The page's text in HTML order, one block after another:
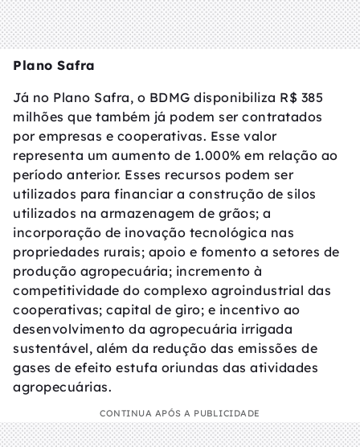
Plano Safra
Já no Plano Safra, o BDMG disponibiliza R$ 385
milhões que também já podem ser contratados
por empresas e cooperativas. Esse valor
representa um aumento de 1.000% em relação ao
período anterior. Esses recursos podem ser
utilizados para financiar a construção de silos
utilizados na armazenagem de grãos; a
incorporação de inovação tecnológica nas
propriedades rurais; apoio e fomento a setores de
produção agropecuária; incremento à
competitividade do complexo agroindustrial das
cooperativas; capital de giro; e incentivo ao
desenvolvimento da agropecuária irrigada
sustentável, além da redução das emissões de
gases de efeito estufa oriundas das atividades
agropecuárias.
CONTINUA APÓS A PUBLICIDADE